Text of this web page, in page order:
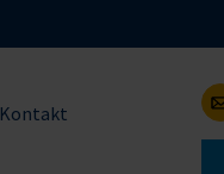
Kontakt